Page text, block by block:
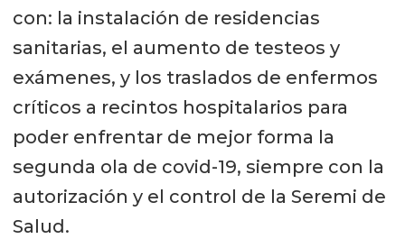
con: la instalación de residencias
sanitarias, el aumento de testeos y
exámenes, y los traslados de enfermos
críticos a recintos hospitalarios para
poder enfrentar de mejor forma la
segunda ola de covid-19, siempre con la
autorización y el control de la Seremi de
Salud.